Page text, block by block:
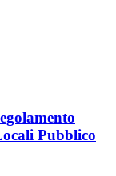
Pubblico